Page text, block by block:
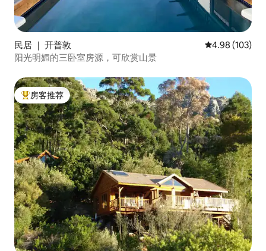
民居 ｜ 开普敦 平均评分 4.98
4.98 (103)
阳光明媚的三卧室房源，可欣赏山景
热门「房客推荐」
房客推荐